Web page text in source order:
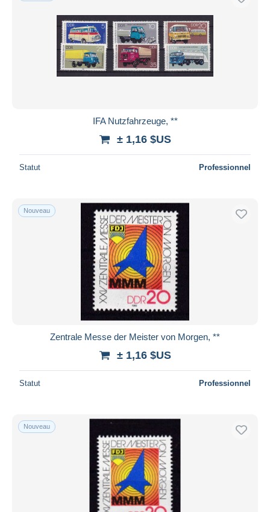
IFA Nutzfahrzeuge, **
± 1,16 $US
Statut Professionnel
Nouveau
Zentrale Messe der Meister von Morgen, **
± 1,16 $US
Statut Professionnel
Nouveau